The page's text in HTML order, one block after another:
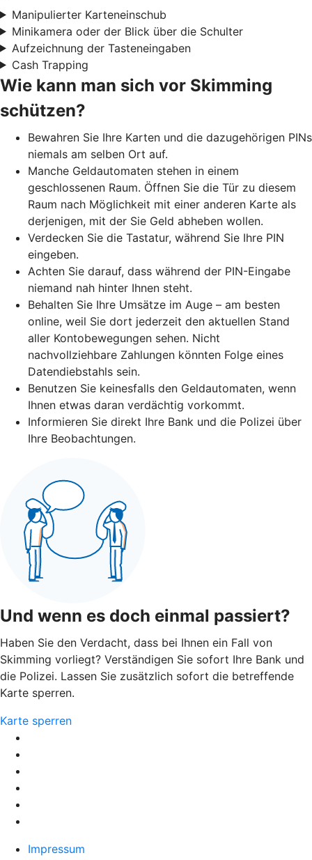
Manipulierter Karteneinschub
Minikamera oder der Blick über die Schulter
Aufzeichnung der Tasteneingaben
Cash Trapping
Wie kann man sich vor Skimming
schützen?
Bewahren Sie Ihre Karten und die dazugehörigen PINs
niemals am selben Ort auf.
Manche Geldautomaten stehen in einem
geschlossenen Raum. Öffnen Sie die Tür zu diesem
Raum nach Möglichkeit mit einer anderen Karte als
derjenigen, mit der Sie Geld abheben wollen.
Verdecken Sie die Tastatur, während Sie Ihre PIN
eingeben.
Achten Sie darauf, dass während der PIN-Eingabe
niemand nah hinter Ihnen steht.
Behalten Sie Ihre Umsätze im Auge – am besten
online, weil Sie dort jederzeit den aktuellen Stand
aller Kontobewegungen sehen. Nicht
nachvollziehbare Zahlungen könnten Folge eines
Datendiebstahls sein.
Benutzen Sie keinesfalls den Geldautomaten, wenn
Ihnen etwas daran verdächtig vorkommt.
Informieren Sie direkt Ihre Bank und die Polizei über
Ihre Beobachtungen.
Und wenn es doch einmal passiert?
Haben Sie den Verdacht, dass bei Ihnen ein Fall von
Skimming vorliegt? Verständigen Sie sofort Ihre Bank und
die Polizei. Lassen Sie zusätzlich sofort die betreffende
Karte sperren.
Karte sperren
Impressum